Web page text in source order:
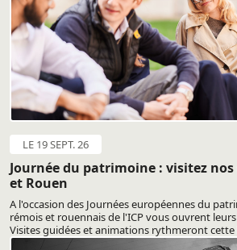
LE 19 SEPT. 26
Journée du patrimoine : visitez nos
et Rouen
A l'occasion des Journées européennes du
rémois et rouennais de l'ICP vous ouvrent
Visites guidées et animations rythmeront cette